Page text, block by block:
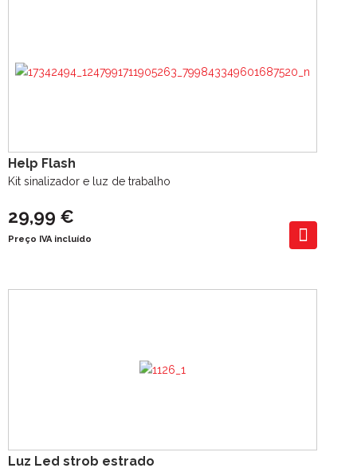
Help Flash
Kit sinalizador e luz de trabalho
29,99 €
Preço IVA incluído
Luz Led strob estrado